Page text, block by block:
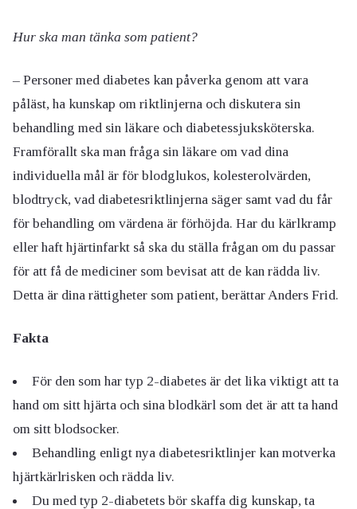
Hur ska man tänka som patient?
– Personer med diabetes kan påverka genom att vara
påläst, ha kunskap om riktlinjerna och diskutera sin
behandling med sin läkare och diabetessjuksköterska.
Framförallt ska man fråga sin läkare om vad dina
individuella mål är för blodglukos, kolesterolvärden,
blodtryck, vad diabetesriktlinjerna säger samt vad du får
för behandling om värdena är förhöjda. Har du kärlkramp
eller haft hjärtinfarkt så ska du ställa frågan om du passar
för att få de mediciner som bevisat att de kan rädda liv.
Detta är dina rättigheter som patient, berättar Anders Frid.
Fakta
För den som har typ 2-diabetes är det lika viktigt att ta
hand om sitt hjärta och sina blodkärl som det är att ta hand
om sitt blodsocker.
Behandling enligt nya diabetesriktlinjer kan motverka
hjärtkärlrisken och rädda liv.
Du med typ 2-diabetets bör skaffa dig kunskap, ta